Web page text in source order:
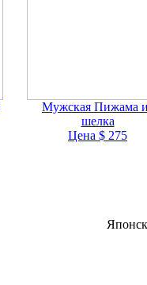
Мужская Пижама
шелка
Цена $ 275